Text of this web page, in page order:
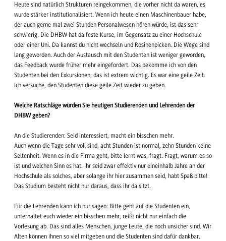
Heute sind natürlich Strukturen reingekommen, die vorher nicht da waren, es
wurde stärker institutionalisiert. Wenn ich heute einen Maschinenbauer habe,
der auch gerne mal zwei Stunden Personalwesen hören würde, ist das sehr
schwierig. Die DHBW hat da feste Kurse, im Gegensatz zu einer Hochschule
oder einer Uni. Da kannst du nicht wechseln und Rosinenpicken. Die Wege sind
lang geworden. Auch der Austausch mit den Studenten ist weniger geworden,
das Feedback wurde früher mehr eingefordert. Das bekomme ich von den
Studenten bei den Exkursionen, das ist extrem wichtig. Es war eine geile Zeit.
Ich versuche, den Studenten diese geile Zeit wieder zu geben.
Welche Ratschläge würden Sie heutigen Studierenden und Lehrenden der
DHBW geben?
An die Studierenden: Seid interessiert, macht ein bisschen mehr.
Auch wenn die Tage sehr voll sind, acht Stunden ist normal, zehn Stunden keine
Seltenheit. Wenn es in die Firma geht, bitte lernt was, fragt. Fragt, warum es so
ist und welchen Sinn es hat. Ihr seid zwar effektiv nur eineinhalb Jahre an der
Hochschule als solches, aber solange ihr hier zusammen seid, habt Spaß bitte!
Das Studium besteht nicht nur daraus, dass ihr da sitzt.
Für die Lehrenden kann ich nur sagen: Bitte geht auf die Studenten ein,
unterhaltet euch wieder ein bisschen mehr, reißt nicht nur einfach die
Vorlesung ab. Das sind alles Menschen, junge Leute, die noch unsicher sind. Wir
Alten können ihnen so viel mitgeben und die Studenten sind dafür dankbar.